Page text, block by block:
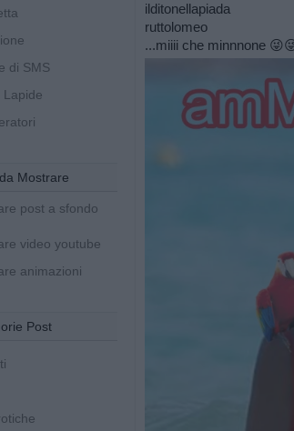
di SMS
Lapide
Mostrare
post a sfondo
video youtube
animazioni
Post
ilditonellapiada
ruttolomeo
...miiii che minnnone